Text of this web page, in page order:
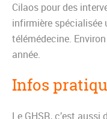
Cilaos pour des
infirmière spécialisée
télémédecine.
année.
Infos
Le GHSR, c’est aussi